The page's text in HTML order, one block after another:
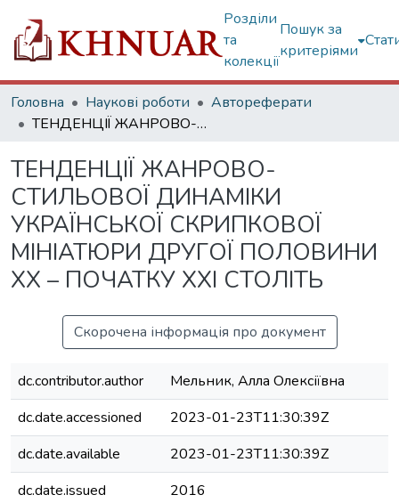
Розділи
та
колекції
Пошук за
критеріями
Головна Наукові роботи
Автореферати
ТЕНДЕНЦІЇ ЖАНРОВО-СТИЛЬОВОЇ ДИНАМІКИ УКРАЇНСЬКОЇ СКРИПКОВОЇ МІНІАТЮРИ ДРУГОЇ ПОЛОВИНИ ХХ – ПОЧАТКУ ХХІ СТОЛІТЬ
ТЕНДЕНЦІЇ ЖАНРОВО-
СТИЛЬОВОЇ ДИНАМІКИ
УКРАЇНСЬКОЇ СКРИПКОВОЇ
МІНІАТЮРИ ДРУГОЇ ПОЛОВИНИ
ХХ – ПОЧАТКУ ХХІ СТОЛІТЬ
Скорочена інформація про документ
dc.contributor.author
Мельник, Алла Олексіївна
dc.date.accessioned
2023-01-23T11:30:39Z
dc.date.available
2023-01-23T11:30:39Z
dc.date.issued
2016